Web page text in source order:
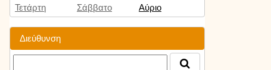
Τετάρτη
Σάββατο
Αύριο
Διεύθυνση